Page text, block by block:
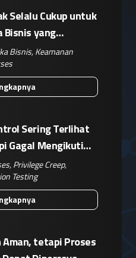
Selalu Cukup untuk
Bisnis yang
Bisnis,Keamanan
Sering Terlihat
Gagal Mengikuti
,Privilege Creep,
Testing
tetapi Proses